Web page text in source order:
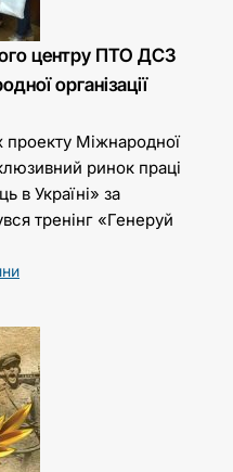
центру ПТО ДСЗ
організації
проекту Міжнародної
ринок праці
в Україні» за
тренінг «Генеруй